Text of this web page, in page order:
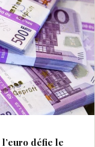
défie le